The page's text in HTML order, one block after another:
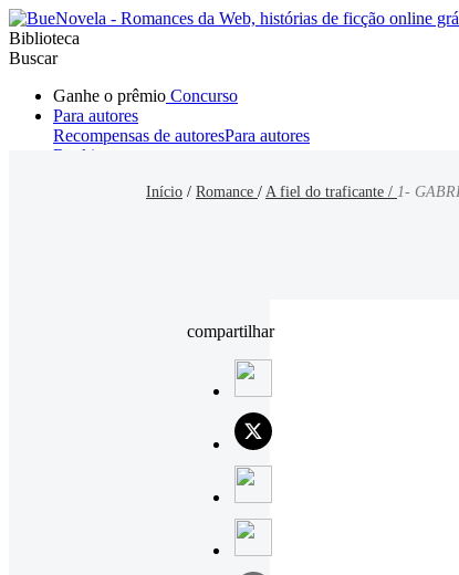
Biblioteca
Buscar
Ganhe o prêmio Concurso
Para autores
Recompensas de autoresPara autores
Ranking
Início / Romance / A fiel do traficante / 1-
compartilhar